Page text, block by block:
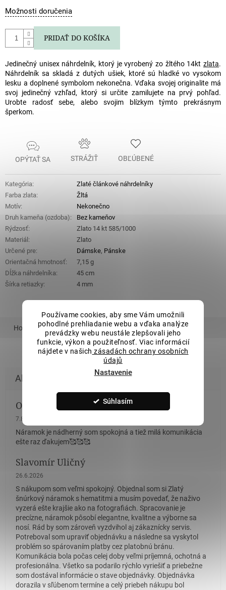
Používame cookies, aby sme Vám umožnili
pohodlné prehliadanie webu a vďaka analýze
prevádzky webu neustále zlepšovali jeho
funkcie, výkon a použiteľnosť. Viac informácií
nájdete v našich zásadách ochrany osobních
údajů
Nastavenie
Súhlasím
Jednotková
cena:
Možnosti doručenia
PRIDAŤ DO KOŠÍKA
Jedinečný unisex náhrdelník, ktorý je vyrobený zo žltého 14kt zlata.
Náhrdelník sa skladá z dutých ušiek, ktoré sú hladké vo vysokom
lesku a doplnené symbolom nekonečna. Vďaka svojej originalite má
svoj jedinečný vzhľad, ktorý si určite zamilujete na prvý pohľad.
Urobte radosť sebe, alebo svojim blízkym týmto prekrásnym
šperkom.
OPÝTAŤ SA STRÁŽIŤ OBĽÚBENÉ
Kategória:
Zlaté článkové náhrdelníky
Farba zlata:
Žltá
Motív:
Nekonečno
Druh kameňa (ozdoba):
Bez kameňov
Rýdzosť:
Zlato 14 kt 585/1000
Materiál :
Zlato
Určené pre: Dámske, Pánske
Orientačná hmotnosť:
7,15 g
Dĺžka náhrdelníka:
45 cm
Šírka retiazky: 4 mm
Hodnotenie Podobný tovar
Olina Bončikova
Hodnotenie obchodu je 5 z 5 hviezdičiek.
7.8.2026
Náramok je nádherný som spokojná a tiež milá komunikácia
ešte raz ďakujem🥰🥰🥰
Slavomír Uličný
Hodnotenie obchodu je 5 z 5 hviezdičiek.
26.6.2026
S nákupom som veľmi spokojný. Objednal som si Zlatý
šnúrkový náramok s hematitmi a musím povedať, že naživo
vyzerá ešte krajšie ako na fotografiách. Spracovanie je
precízne, náramok pôsobí elegantne, kvalitne a výborne sa
nosí. Rád by som zároveň vyzdvihol aj zákaznícky servis.
Potreboval som upraviť objednávku a následne sa vyskytol
problém so spárovaním platby cez platobnú bránu.
Komunikácia bola počas celej doby veľmi príjemná, ochotná a
profesionálna. Všetko sa podarilo rýchlo vyriešiť a priebežne
som dostával informácie o stave objednávky. Objednávka
dorazila v sľúbenom termíne a celý priebeh nákupu bol